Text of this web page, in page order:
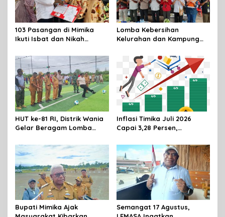
103 Pasangan di Mimika
Ikuti Isbat dan Nikah
Lomba Kebersihan
Kelurahan dan Kampung
RI, Distrik Mimika Baru Ajak
Warga Ubah Kebiasaan
Buang Sampah
HUT ke-81 RI, Distrik Wania
Gelar Beragam Lomba
Kebersamaan
Inflasi Timika Juli 2026
Capai 3,28 Persen,
Perawatan Pribadi Jadi
Penyumbang Utama
Bupati Mimika Ajak
Semangat 17 Agustus,